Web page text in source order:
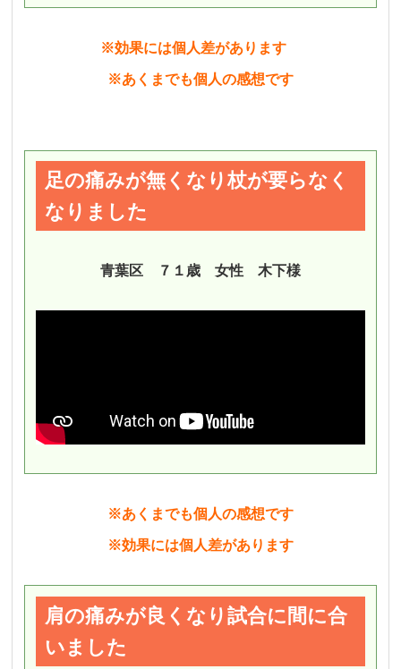
※効果には個人差があります
※あくまでも個人の感想です
足の痛みが無くなり杖が要らなく
なりました
青葉区 ７１歳 女性 木下様
※あくまでも個人の感想です
※効果には個人差があります
肩の痛みが良くなり試合に間に合
いました